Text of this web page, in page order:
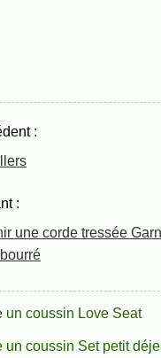
:
:
une corde tressée
un coussin Love Seat
un coussin Set petit